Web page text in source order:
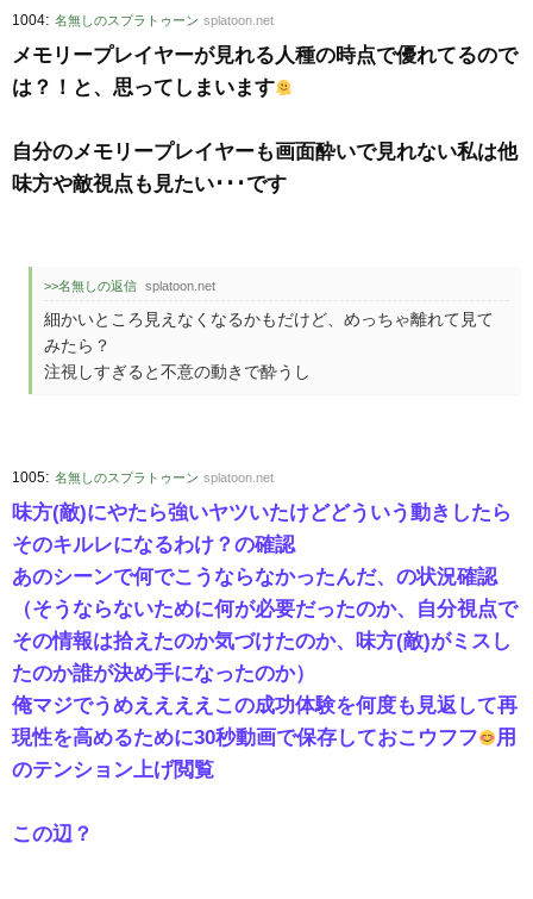
1004: 名無しのスプラトゥーン splatoon.net
メモリープレイヤーが見れる人種の時点で優れてるので
は？！と、思ってしまいます
自分のメモリープレイヤーも画面酔いで見れない私は他
味方や敵視点も見たい･･･です
>>名無しの返信 splatoon.net
細かいところ見えなくなるかもだけど、めっちゃ離れて見て
みたら？
注視しすぎると不意の動きで酔うし
1005: 名無しのスプラトゥーン splatoon.net
味方(敵)にやたら強いヤツいたけどどういう動きしたら
そのキルレになるわけ？の確認
あのシーンで何でこうならなかったんだ、の状況確認
（そうならないために何が必要だったのか、自分視点で
その情報は拾えたのか気づけたのか、味方(敵)がミスし
たのか誰が決め手になったのか）
俺マジでうめええええこの成功体験を何度も見返して再
現性を高めるために30秒動画で保存しておこウフフ
用
のテンション上げ閲覧
この辺？